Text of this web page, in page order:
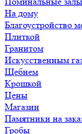
На дому
Благоустройство
Плиткой
Гранитом
Искусственным
Щебнем
Крошкой
Цены
Магазин
Памятники на
Гробы